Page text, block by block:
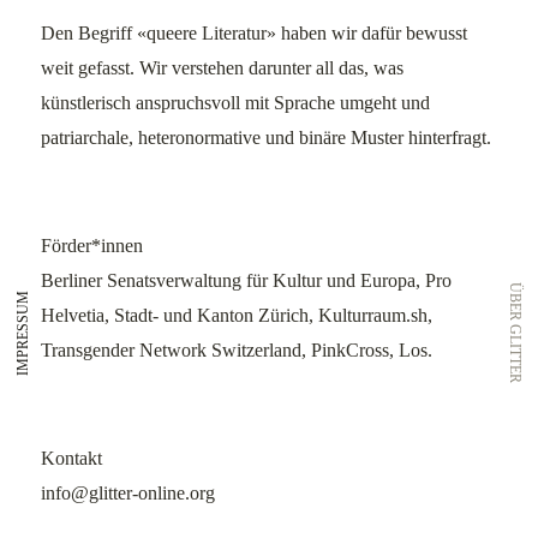
IMPRESSUM ÜBER GLITTER
Den Begriff «queere Literatur» haben wir dafür bewusst
weit gefasst. Wir verstehen darunter all das, was
künstlerisch anspruchsvoll mit Sprache umgeht und
patriarchale, heteronormative und binäre Muster hinterfragt.
Förder*innen
Berliner Senatsverwaltung für Kultur und Europa, Pro
Helvetia, Stadt- und Kanton Zürich, Kulturraum.sh,
Transgender Network Switzerland, PinkCross, Los.
Kontakt
info@glitter-online.org